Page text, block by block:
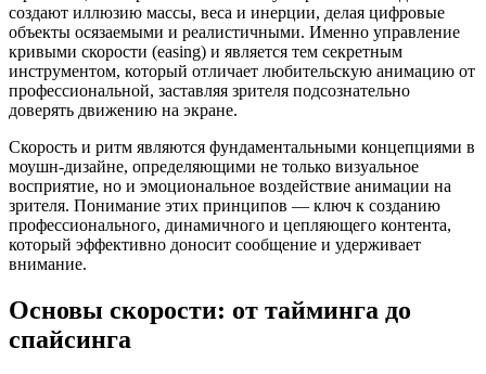
создают иллюзию массы, веса и инерции, делая цифровые
объекты осязаемыми и реалистичными. Именно управление
кривыми скорости (easing) и является тем секретным
инструментом, который отличает любительскую анимацию от
профессиональной, заставляя зрителя подсознательно
доверять движению на экране.
Скорость и ритм являются фундаментальными концепциями в
моушн-дизайне, определяющими не только визуальное
восприятие, но и эмоциональное воздействие анимации на
зрителя. Понимание этих принципов — ключ к созданию
профессионального, динамичного и цепляющего контента,
который эффективно доносит сообщение и удерживает
внимание.
Основы скорости: от тайминга до
спайсинга